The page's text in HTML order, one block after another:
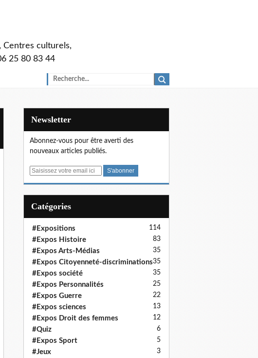
Centres culturels,
25 80 83 44
Newsletter
Abonnez-vous pour être averti des
nouveaux articles publiés.
E
Catégories
#Expositions 114
#Expos Histoire 83
#Expos Arts-Médias 35
#Expos Citoyenneté-discriminations35
#Expos société 35
#Expos Personnalités 25
#Expos Guerre 22
#Expos sciences 13
#Expos Droit des femmes 12
#Quiz 6
#Expos Sport 5
#Jeux 3